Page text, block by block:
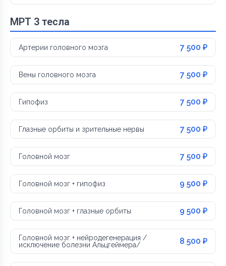
МРТ 3 тесла
Артерии головного мозга 7 500 ₽
Вены головного мозга 7 500 ₽
Гипофиз 7 500 ₽
Глазные орбиты и зрительные нервы 7 500 ₽
Головной мозг 7 500 ₽
Головной мозг + гипофиз 9 500 ₽
Головной мозг + глазные орбиты 9 500 ₽
Головной мозг + нейродегенерация /
исключение болезни Альцгеймера/
8 500 ₽